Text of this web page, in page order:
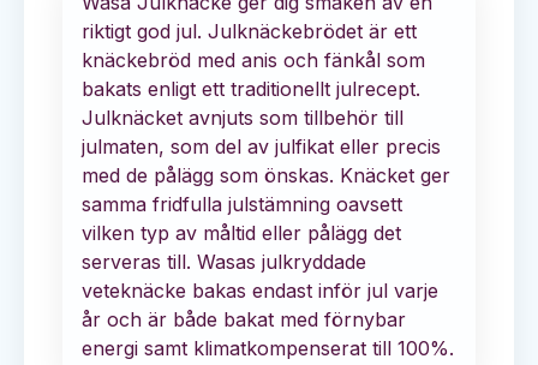
riktigt god jul. Julknäckebrödet är ett
knäckebröd med anis och fänkål som
bakats enligt ett traditionellt julrecept.
Julknäcket avnjuts som tillbehör till
julmaten, som del av julfikat eller precis
med de pålägg som önskas. Knäcket ger
samma fridfulla julstämning oavsett
vilken typ av måltid eller pålägg det
serveras till. Wasas julkryddade
veteknäcke bakas endast inför jul varje
år och är både bakat med förnybar
energi samt klimatkompenserat till 100%.